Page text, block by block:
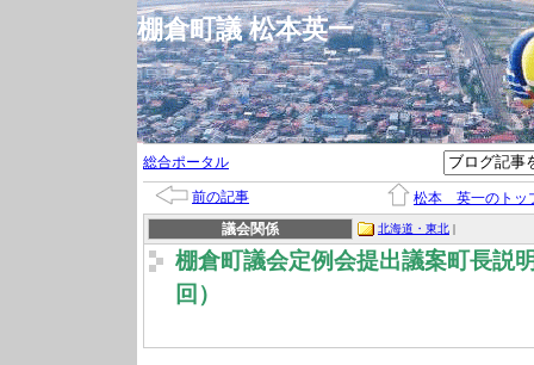
棚倉町議 松本英一
総合ポータル
前の記事
松本 英一のトッ
議会関係
北海道・東北 |
棚倉町議会定例会提出議案町長説
回）